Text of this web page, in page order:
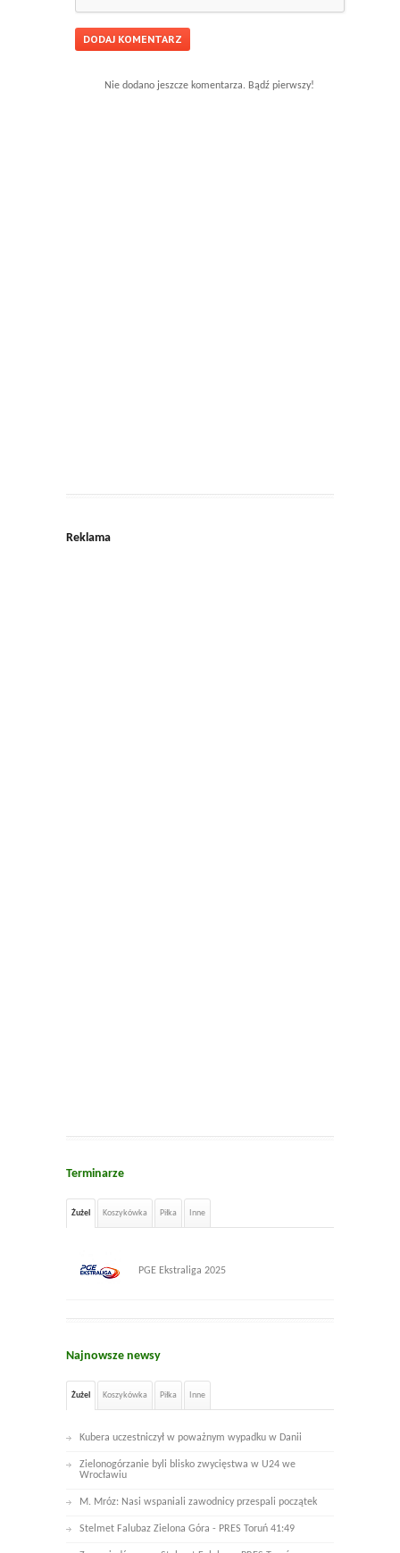
Nie dodano jeszcze komentarza. Bądź pierwszy!
Reklama
Terminarze
Żużel Koszykówka Piłka Inne
PGE Ekstraliga 2025
Najnowsze newsy
Żużel Koszykówka Piłka Inne
Kubera uczestniczył w poważnym wypadku w Danii
Zielonogórzanie byli blisko zwycięstwa w U24 we
Wrocławiu
M. Mróz: Nasi wspaniali zawodnicy przespali początek
Stelmet Falubaz Zielona Góra - PRES Toruń 41:49